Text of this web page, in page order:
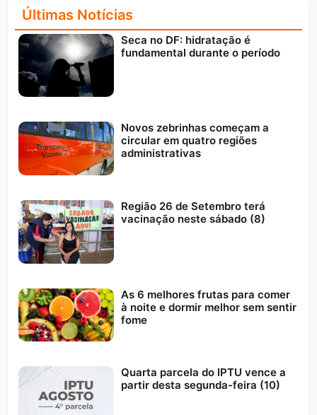
Últimas Notícias
Seca no DF: hidratação é
fundamental durante o período
Novos zebrinhas começam a
circular em quatro regiões
administrativas
Região 26 de Setembro terá
vacinação neste sábado (8)
As 6 melhores frutas para comer
à noite e dormir melhor sem sentir
fome
Quarta parcela do IPTU vence a
partir desta segunda-feira (10)